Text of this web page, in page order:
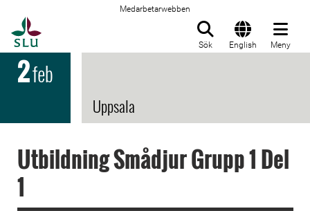
Medarbetarwebben
Sök English Meny
2feb
Uppsala
Utbildning Smådjur Grupp 1 Del
1